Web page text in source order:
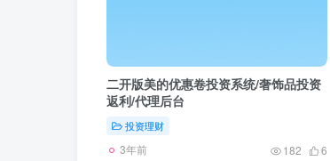
二开版美的优惠卷投资系统/奢饰品投资
返利/代理后台
投资理财
3年前 182 6